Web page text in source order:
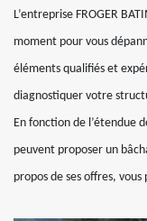
L’entreprise FROGER
moment pour vous
éléments qualifiés et
diagnostiquer votre
En fonction de l’étendue
peuvent proposer un
propos de ses offres,